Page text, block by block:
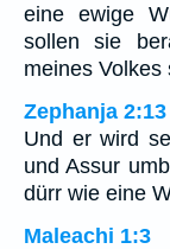
eine ewige
sollen sie
meines Volkes
Zephanja 2:13
Und er wird
und Assur
dürr wie eine
Maleachi 1:3